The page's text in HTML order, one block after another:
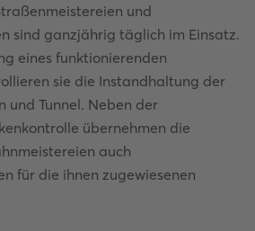
und
sind ganzjährig täglich im Einsatz.
eines funktionierenden
sie die Instandhaltung der
und Tunnel. Neben der
übernehmen die
auch
für die ihnen zugewiesenen